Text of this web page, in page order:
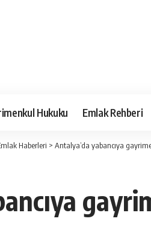
Hukuku Emlak Rehberi
Haberleri > Antalya’da yabancıya